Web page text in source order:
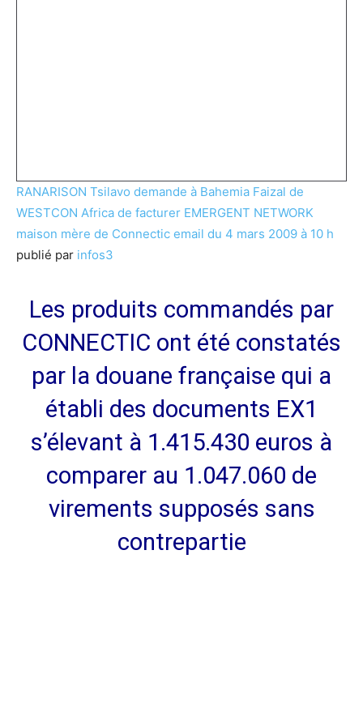
RANARISON Tsilavo demande à Bahemia Faizal de
WESTCON Africa de facturer EMERGENT NETWORK
maison mère de Connectic email du 4 mars 2009 à 10 h
publié par infos3
Les produits commandés par
CONNECTIC ont été constatés
par la douane française qui a
établi des documents EX1
s’élevant à 1.415.430 euros à
comparer au 1.047.060 de
virements supposés sans
contrepartie